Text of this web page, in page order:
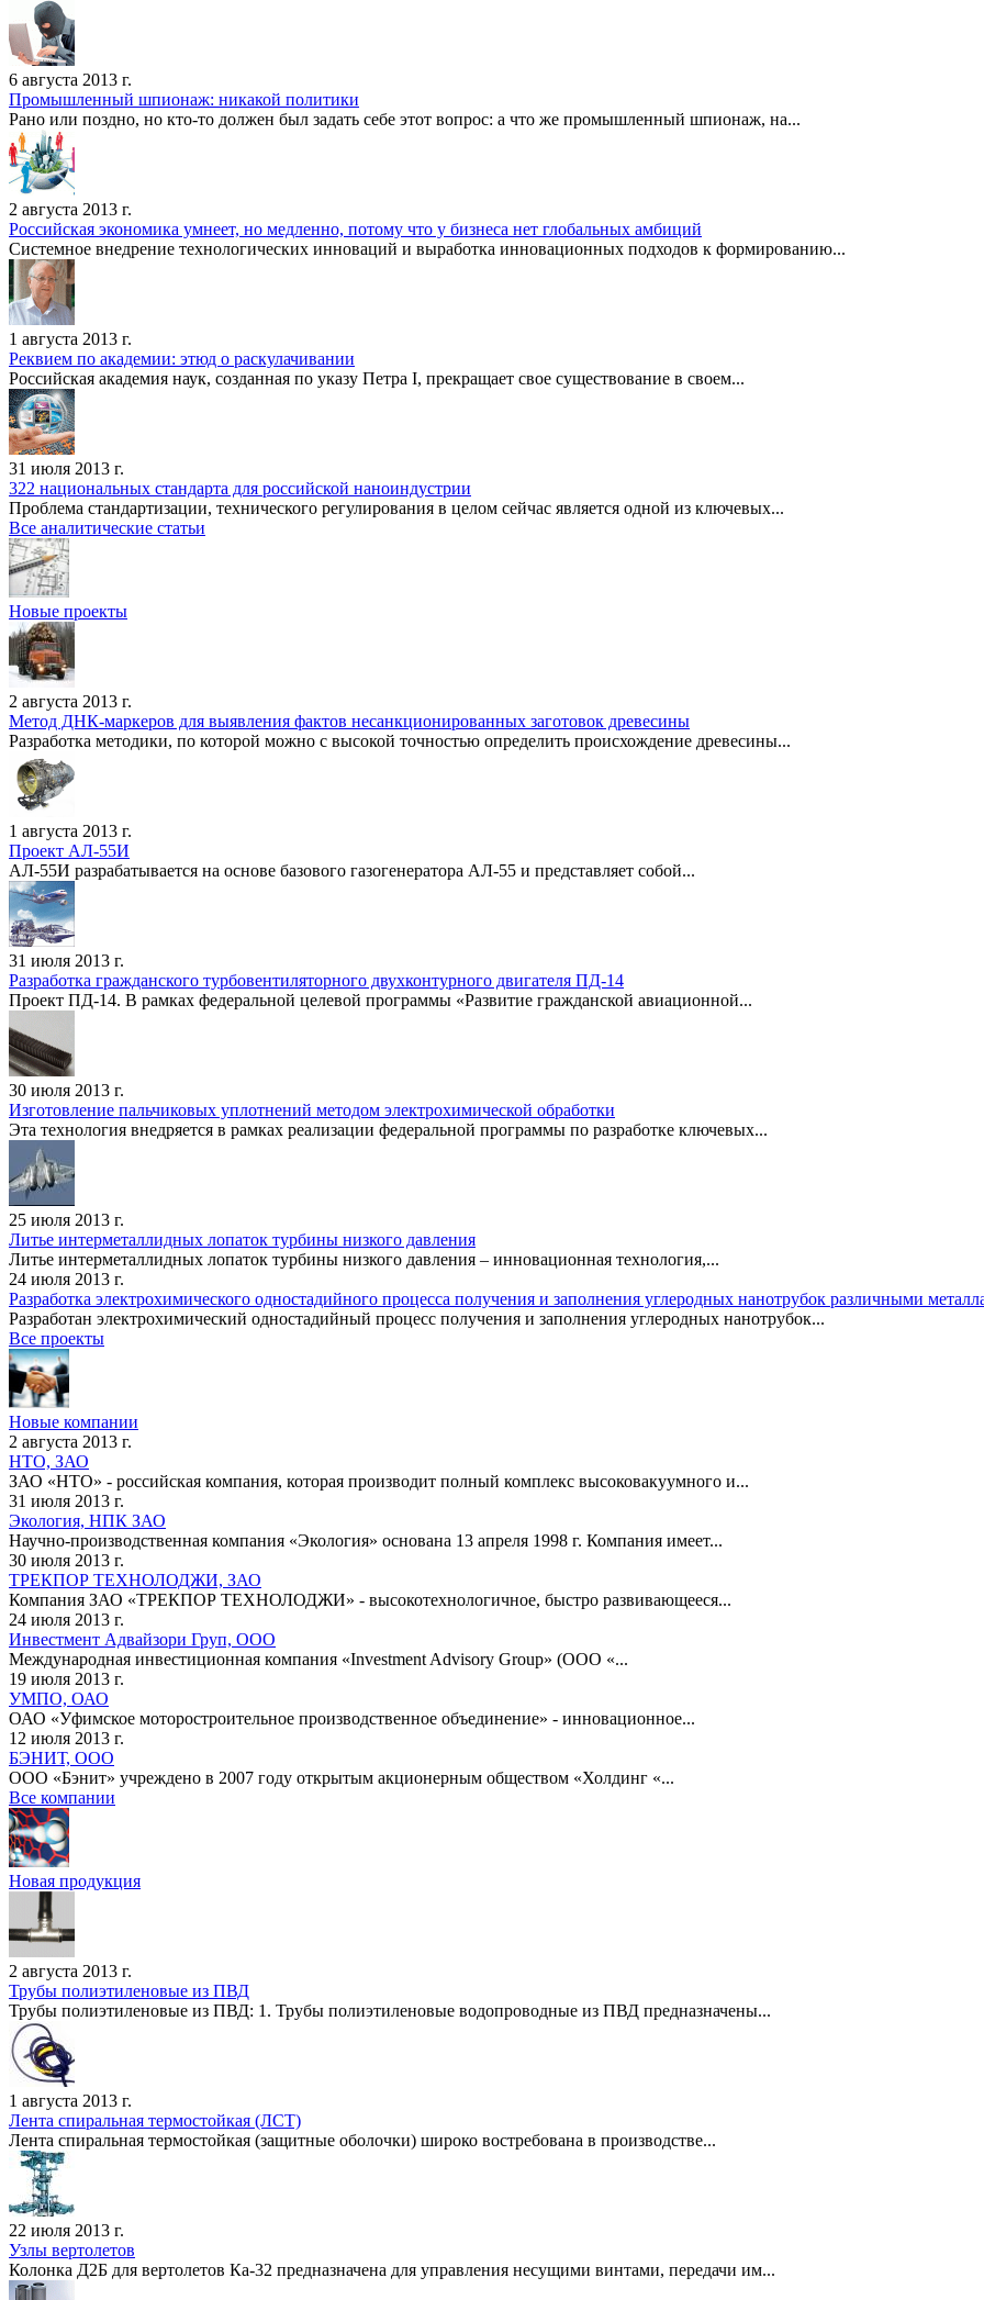
6 августа 2013 г.
Промышленный шпионаж: никакой политики
Рано или поздно, но кто-то должен был задать себе этот вопрос: а что же промышленный шпионаж, на...
2 августа 2013 г.
Российская экономика умнеет, но медленно, потому что у бизнеса нет глобальных амбиций
Системное внедрение технологических инноваций и выработка инновационных подходов к формированию...
1 августа 2013 г.
Реквием по академии: этюд о раскулачивании
Российская академия наук, созданная по указу Петра I, прек­ращает свое существование в своем...
31 июля 2013 г.
322 национальных стандарта для российской наноиндустрии
Проблема стандартизации, технического регулирования в целом сейчас является одной из ключевых...
Все аналитические статьи
Новые проекты
2 августа 2013 г.
Метод ДНК-маркеров для выявления фактов несанкционированных заготовок древесины
Разработка методики, по которой можно с высокой точностью определить происхождение древесины...
1 августа 2013 г.
Проект АЛ-55И
АЛ-55И разрабатывается на основе базового газогенератора АЛ-55 и представляет собой...
31 июля 2013 г.
Разработка гражданского турбовентиляторного двухконтурного двигателя ПД-14
Проект ПД-14. В рамках федеральной целевой программы «Развитие гражданской авиационной...
30 июля 2013 г.
Изготовление пальчиковых уплотнений методом электрохимической обработки
Эта технология внедряется в рамках реализации федеральной программы по разработке ключевых...
25 июля 2013 г.
Литье интерметаллидных лопаток турбины низкого давления
Литье интерметаллидных лопаток турбины низкого давления – инновационная технология,...
24 июля 2013 г.
Разработка электрохимического одностадийного процесса получения и заполнения углеродных нанотрубок различными
Разработан электрохимический одностадийный процесс получения и заполнения углеродных нанотрубок...
Все проекты
Новые компании
2 августа 2013 г.
НТО, ЗАО
ЗАО «НТО» - российская компания, которая производит полный комплекс высоковакуумного и...
31 июля 2013 г.
Экология, НПК ЗАО
Научно-производственная компания «Экология» основана 13 апреля 1998 г. Компания имеет...
30 июля 2013 г.
ТРЕКПОР ТЕХНОЛОДЖИ, ЗАО
Компания ЗАО «ТРЕКПОР ТЕХНОЛОДЖИ» - высокотехнологичное, быстро развивающееся...
24 июля 2013 г.
Инвестмент Адвайзори Груп, ООО
Международная инвестиционная компания «Investment Advisory Group» (ООО «...
19 июля 2013 г.
УМПО, ОАО
ОАО «Уфимское моторостроительное производственное объединение» - инновационное...
12 июля 2013 г.
БЭНИТ, ООО
ООО «Бэнит» учреждено в 2007 году открытым акционерным обществом «Холдинг «...
Все компании
Новая продукция
2 августа 2013 г.
Трубы полиэтиленовые из ПВД
Трубы полиэтиленовые из ПВД: 1. Трубы полиэтиленовые водопроводные из ПВД предназначены...
1 августа 2013 г.
Лента спиральная термостойкая (ЛСТ)
Лента спиральная термостойкая (защитные оболочки) широко востребована в производстве...
22 июля 2013 г.
Узлы вертолетов
Колонка Д2Б для вертолетов Ка-32 предназначена для управления несущими винтами, передачи им...